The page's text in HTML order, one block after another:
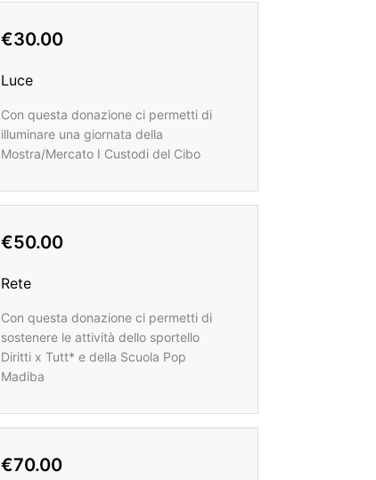
€30.00
Luce
Con questa donazione ci permetti di
illuminare una giornata della
Mostra/Mercato I Custodi del Cibo
€50.00
Rete
Con questa donazione ci permetti di
sostenere le attività dello sportello
Diritti x Tutt* e della Scuola Pop
Madiba
€70.00